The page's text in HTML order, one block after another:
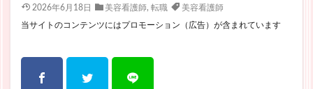
2026年6月18日 美容看護師, 転職 美容看護師
当サイトのコンテンツにはプロモーション（広告）が含まれています